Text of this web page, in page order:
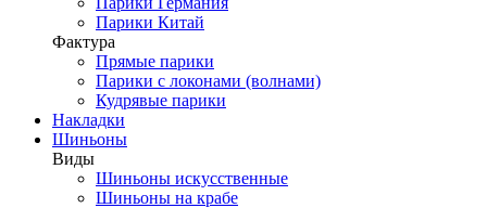
Парики Китай
Фактура
Прямые парики
Парики с локонами (волнами)
Кудрявые парики
Накладки
Шиньоны
Виды
Шиньоны искусственные
Шиньоны на крабе